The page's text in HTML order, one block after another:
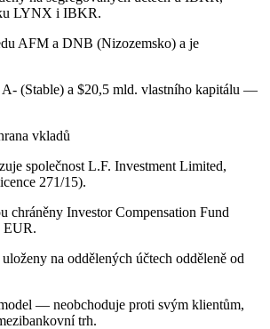
LYNX i IBKR.
AFM a DNB (Nizozemsko) a je
(Stable) a $20,5 mld. vlastního kapitálu —
vkladů
společnost L.F. Investment Limited,
271/15).
chráněny Investor Compensation Fund
EUR.
na oddělených účtech odděleně od
— neobchoduje proti svým klientům,
trh.